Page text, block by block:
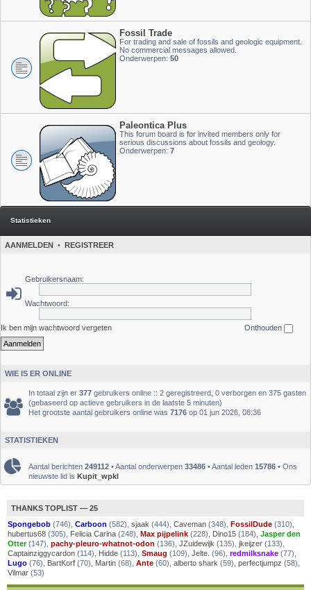
Fossil Trade
For trading and sale of fossils and geologic equipment.
No commercial messages allowed.
Onderwerpen: 50
Paleontica Plus
This forum board is for invited members only for
serious discussions about fossils and geology.
Onderwerpen: 7
Statistieken
AANMELDEN • REGISTREER
Gebruikersnaam:
Wachtwoord:
Ik ben mijn wachtwoord vergeten Onthouden
WIE IS ER ONLINE
In totaal zijn er 377 gebruikers online :: 2 geregistreerd, 0 verborgen en 375 gasten
(gebaseerd op actieve gebruikers in de laatste 5 minuten)
Het grootste aantal gebruikers online was 7176 op 01 jun 2026, 08:36
STATISTIEKEN
Aantal berichten 249112 • Aantal onderwerpen 33486 • Aantal leden 15786 • Ons
nieuwste lid is Kupit_wpkl
THANKS TOPLIST — 25
Spongebob (746), Carboon (582), sjaak (444), Caveman (348), FossilDude (310),
hubertus68 (305), Felicia Carina (248), Max pijpelink (228), Dino15 (184), Jasper den
Otter(147), pachy-pleuro-whatnot-odon (136), JZuidewijk (135), jkeijzer (133),
Captainziggycardon (114), Hidde (113), Smaug (109), Jelte. (96), redmilksnake (77),
Lugo (76), BartKorf (70), Martin (68), Ante (60), alberto shark (59), perfectjumpz (58),
Vilmar (53)